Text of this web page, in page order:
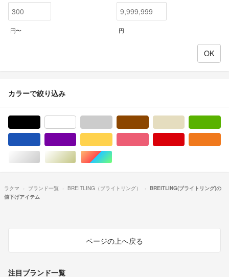
円〜 円
カラーで絞り込み
シルバー/銀色系ゴールド/金色系マルチカラー
ラクマ ブランド一覧 BREITLING（ブライトリング）
BREITLING(ブライトリング)の
値下げアイテム
ページの上へ戻る
注目ブランド一覧